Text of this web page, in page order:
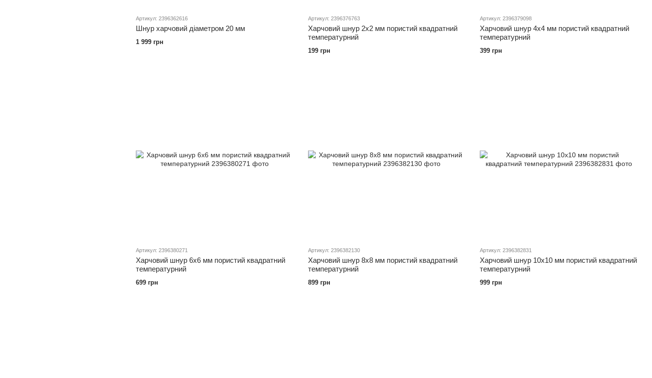
Артикул: 2396362616
Шнур харчовий діаметром 20 мм
1 999 грн
Артикул: 2396376763
Харчовий шнур 2х2 мм пористий квадратний
температурний
199 грн
Артикул: 2396379098
Харчовий шнур 4х4 мм пористий квадратний
температурний
399 грн
Артикул: 2396380271
Харчовий шнур 6х6 мм пористий квадратний
температурний
699 грн
Артикул: 2396382130
Харчовий шнур 8х8 мм пористий квадратний
температурний
899 грн
Артикул: 2396382831
Харчовий шнур 10х10 мм пористий квадратний
температурний
999 грн